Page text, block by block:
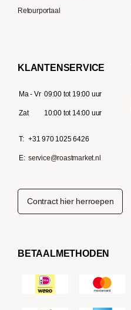
Retourportaal
KLANTENSERVICE
Ma - Vr 09:00 tot 19:00 uur
Zat 10:00 tot 14:00 uur
T: +31 970 1025 6426
E: service@roastmarket.nl
Contract hier herroepen
BETAALMETHODEN